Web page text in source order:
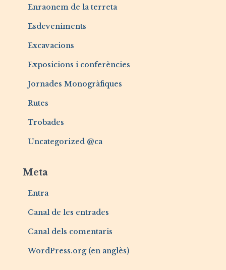
Enraonem de la terreta
Esdeveniments
Excavacions
Exposicions i conferències
Jornades Monogràfiques
Rutes
Trobades
Uncategorized @ca
Meta
Entra
Canal de les entrades
Canal dels comentaris
WordPress.org (en anglès)